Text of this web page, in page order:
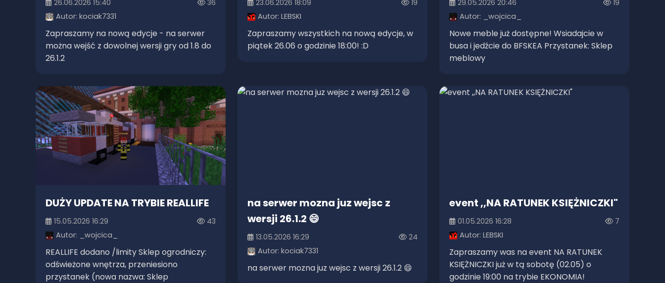
26.06.2026 15:40
36
Autor: kociak7331
Zapraszamy na nową edycje - na serwer
można wejść z dowolnej wersji gry od 1.8 do
26.1.2
23.06.2026 18:09
19
Autor: LEBSKI
Zapraszamy wszystkich na nową edycje, w
piątek 26.06 o godzinie 18:00! :D
29.05.2026 20:46
19
Autor:
_wojcica_
Nowe meble już dostępne! Wsiadajcie w
busa i jedźcie do BFSKEA Przystanek: Sklep
meblowy
DUŻY UPDATE NA TRYBIE REALLIFE
15.05.2026 16:29
43
Autor:
_wojcica_
REALLIFE dodano /limity Sklep ogrodniczy:
odświeżone wnętrza, przeniesiono
przystanek (nowa nazwa: Sklep
na serwer mozna juz wejsc z
wersji 26.1.2 😄
13.05.2026 16:29
24
Autor: kociak7331
na serwer mozna juz wejsc z wersji 26.1.2 😄
event ,,NA RATUNEK KSIĘŻNICZKI"
01.05.2026 16:28
7
Autor: LEBSKI
Zapraszamy was na event NA RATUNEK
KSIĘŻNICZKI już w tą sobotę (02.05) o
godzinie 19:00 na trybie EKONOMIA!